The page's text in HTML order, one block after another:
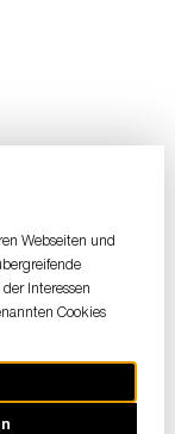
Webseiten und
Interessen
Cookies